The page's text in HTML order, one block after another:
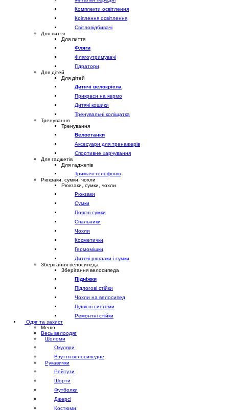
Комплекти освітлення
Кріплення освітлення
Світловідбивачі
Для пиття
Для пиття
Фляги
Флягоутримувачі
Гідратори
Для дітей
Для дітей
Дитячі велокрісла
Прикраси на кермо
Дитячі кошики
Тренувальні коліщатка
Тренування
Тренування
Велостанки
Аксесуари для тренажерів
Спортивне харчування
Для гаджетів
Для гаджетів
Тримачі телефонів
Рюкзаки, сумки, чохли
Рюкзаки, сумки, чохли
Рюкзаки
Сумки
Поясні сумки
Спальники
Чохли
Косметички
Гермомішки
Дитячі рюкзаки і сумки
Зберігання велосипеда
Зберігання велосипеда
Підніжки
Підлогові стійки
Чохли на велосипед
Підвісні системи
Ремонтні стійки
Одяг та захист
Меню
Весь велоодяг
Шоломи
Окуляри
Взуття велосипедне
Рукавички
Рейтузи
Шорти
Футболки
Джерсі
Костюми